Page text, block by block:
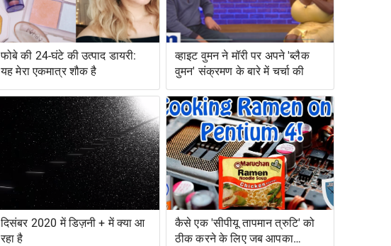
फोबे की 24-घंटे की उत्पाद डायरी:
यह मेरा एकमात्र शौक है
व्हाइट वुमन ने मॉरी पर अपने 'ब्लैक
वुमन' संक्रमण के बारे में चर्चा की
दिसंबर 2020 में डिज़नी + में क्या आ
रहा है
कैसे एक 'सीपीयू तापमान त्रुटि' को
ठीक करने के लिए जब आपका